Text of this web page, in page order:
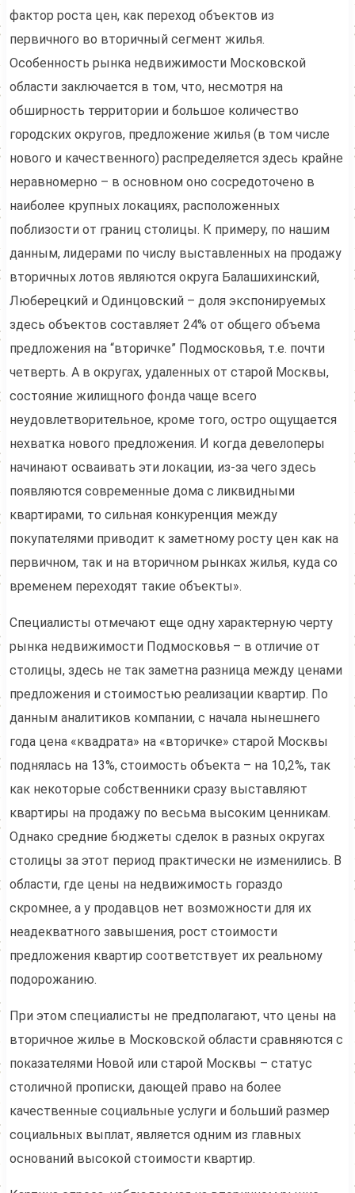
фактор роста цен, как переход объектов из
первичного во вторичный сегмент жилья.
Особенность рынка недвижимости Московской
области заключается в том, что, несмотря на
обширность территории и большое количество
городских округов, предложение жилья (в том числе
нового и качественного) распределяется здесь крайне
неравномерно – в основном оно сосредоточено в
наиболее крупных локациях, расположенных
поблизости от границ столицы. К примеру, по нашим
данным, лидерами по числу выставленных на продажу
вторичных лотов являются округа Балашихинский,
Люберецкий и Одинцовский – доля экспонируемых
здесь объектов составляет 24% от общего объема
предложения на “вторичке” Подмосковья, т.е. почти
четверть. А в округах, удаленных от старой Москвы,
состояние жилищного фонда чаще всего
неудовлетворительное, кроме того, остро ощущается
нехватка нового предложения. И когда девелоперы
начинают осваивать эти локации, из-за чего здесь
появляются современные дома с ликвидными
квартирами, то сильная конкуренция между
покупателями приводит к заметному росту цен как на
первичном, так и на вторичном рынках жилья, куда со
временем переходят такие объекты».
Специалисты отмечают еще одну характерную черту
рынка недвижимости Подмосковья – в отличие от
столицы, здесь не так заметна разница между ценами
предложения и стоимостью реализации квартир. По
данным аналитиков компании, с начала нынешнего
года цена «квадрата» на «вторичке» старой Москвы
поднялась на 13%, стоимость объекта – на 10,2%, так
как некоторые собственники сразу выставляют
квартиры на продажу по весьма высоким ценникам.
Однако средние бюджеты сделок в разных округах
столицы за этот период практически не изменились. В
области, где цены на недвижимость гораздо
скромнее, а у продавцов нет возможности для их
неадекватного завышения, рост стоимости
предложения квартир соответствует их реальному
подорожанию.
При этом специалисты не предполагают, что цены на
вторичное жилье в Московской области сравняются с
показателями Новой или старой Москвы – статус
столичной прописки, дающей право на более
качественные социальные услуги и больший размер
социальных выплат, является одним из главных
оснований высокой стоимости квартир.